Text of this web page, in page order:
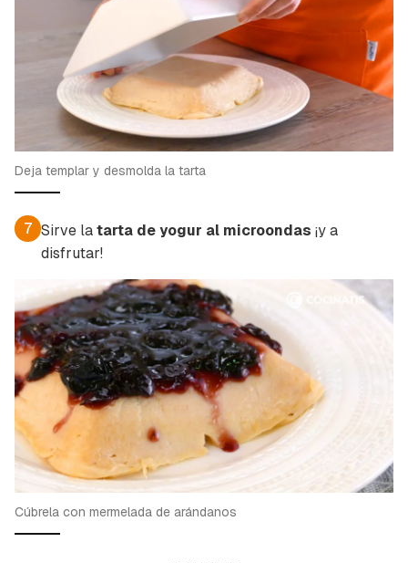
Deja templar y desmolda la tarta
7 Sirve latarta de yogur al microondas ¡y a
disfrutar!
Cúbrela con mermelada de arándanos